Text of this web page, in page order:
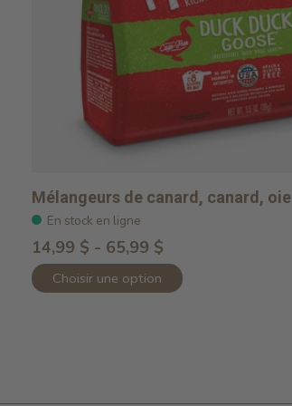
Mélangeurs de canard, canard, oie
En stock en ligne
14,99 $ - 65,99 $
Choisir une option